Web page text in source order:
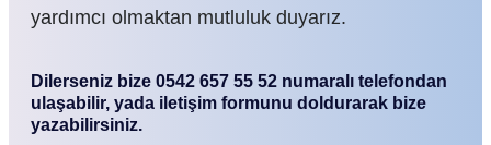
yardımcı olmaktan mutluluk duyarız.
Dilerseniz bize 0542 657 55 52 numaralı telefondan
ulaşabilir, yada iletişim formunu doldurarak bize
yazabilirsiniz.